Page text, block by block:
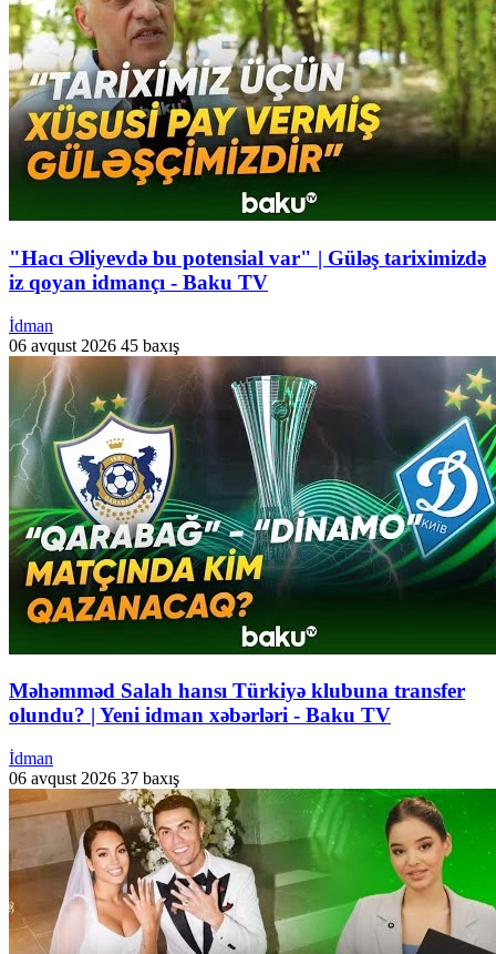
"Hacı Əliyevdə bu potensial var" | Güləş tariximizdə
iz qoyan idmançı - Baku TV
İdman
06 avqust 2026 45 baxış
Məhəmməd Salah hansı Türkiyə klubuna transfer
olundu? | Yeni idman xəbərləri - Baku TV
İdman
06 avqust 2026 37 baxış